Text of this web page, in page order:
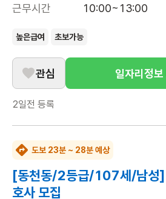
근무시간
10:00~13:00
높은급여 초보가능
관심 일자리정보
2일전 등록
도보 23분 ~ 28분 예상
[동천동/2등급/107세/남성]
호사 모집